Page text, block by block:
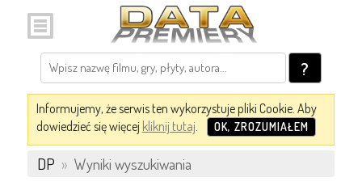
?
Informujemy, że serwis ten wykorzystuje pliki Cookie. Aby
dowiedzieć się więcej kliknij tutaj. OK, ZROZUMIAŁEM
DP » Wyniki wyszukiwania